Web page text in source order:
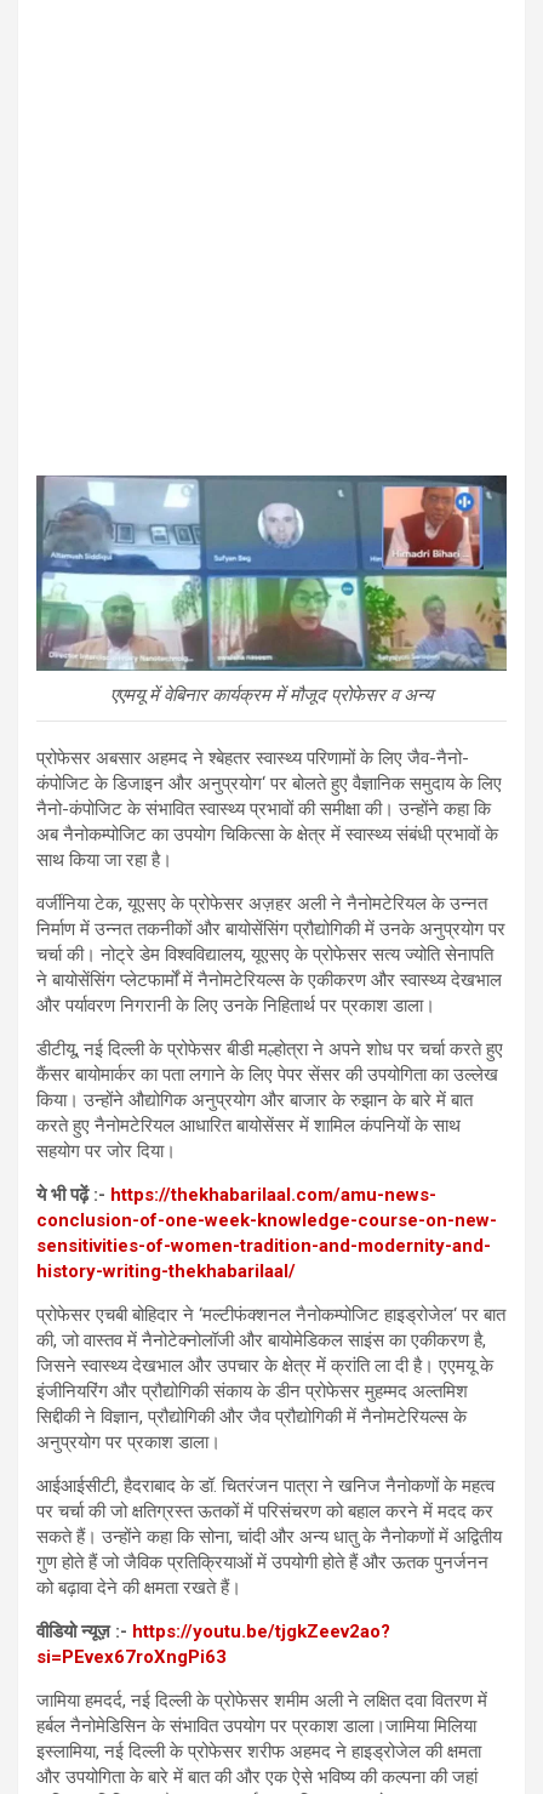
एएमयू में वेबिनार कार्यक्रम में मौजूद प्रोफेसर व अन्य
प्रोफेसर अबसार अहमद ने श्बेहतर स्वास्थ्य परिणामों के लिए जैव-नैनो-
कंपोजिट के डिजाइन और अनुप्रयोग‘ पर बोलते हुए वैज्ञानिक समुदाय के लिए
नैनो-कंपोजिट के संभावित स्वास्थ्य प्रभावों की समीक्षा की। उन्होंने कहा कि
अब नैनोकम्पोजिट का उपयोग चिकित्सा के क्षेत्र में स्वास्थ्य संबंधी प्रभावों के
साथ किया जा रहा है।
वर्जीनिया टेक, यूएसए के प्रोफेसर अज़हर अली ने नैनोमटेरियल के उन्नत
निर्माण में उन्नत तकनीकों और बायोसेंसिंग प्रौद्योगिकी में उनके अनुप्रयोग पर
चर्चा की। नोट्रे डेम विश्वविद्यालय, यूएसए के प्रोफेसर सत्य ज्योति सेनापति
ने बायोसेंसिंग प्लेटफार्मों में नैनोमटेरियल्स के एकीकरण और स्वास्थ्य देखभाल
और पर्यावरण निगरानी के लिए उनके निहितार्थ पर प्रकाश डाला।
डीटीयू, नई दिल्ली के प्रोफेसर बीडी मल्होत्रा ने अपने शोध पर चर्चा करते हुए
कैंसर बायोमार्कर का पता लगाने के लिए पेपर सेंसर की उपयोगिता का उल्लेख
किया। उन्होंने औद्योगिक अनुप्रयोग और बाजार के रुझान के बारे में बात
करते हुए नैनोमटेरियल आधारित बायोसेंसर में शामिल कंपनियों के साथ
सहयोग पर जोर दिया।
ये भी पढ़ें :- https://thekhabarilaal.com/amu-news-
conclusion-of-one-week-knowledge-course-on-new-
sensitivities-of-women-tradition-and-modernity-and-
history-writing-thekhabarilaal/
प्रोफेसर एचबी बोहिदार ने ‘मल्टीफंक्शनल नैनोकम्पोजिट हाइड्रोजेल‘ पर बात
की, जो वास्तव में नैनोटेक्नोलॉजी और बायोमेडिकल साइंस का एकीकरण है,
जिसने स्वास्थ्य देखभाल और उपचार के क्षेत्र में क्रांति ला दी है। एएमयू के
इंजीनियरिंग और प्रौद्योगिकी संकाय के डीन प्रोफेसर मुहम्मद अल्तमिश
सिद्दीकी ने विज्ञान, प्रौद्योगिकी और जैव प्रौद्योगिकी में नैनोमटेरियल्स के
अनुप्रयोग पर प्रकाश डाला।
आईआईसीटी, हैदराबाद के डॉ. चितरंजन पात्रा ने खनिज नैनोकणों के महत्व
पर चर्चा की जो क्षतिग्रस्त ऊतकों में परिसंचरण को बहाल करने में मदद कर
सकते हैं। उन्होंने कहा कि सोना, चांदी और अन्य धातु के नैनोकणों में अद्वितीय
गुण होते हैं जो जैविक प्रतिक्रियाओं में उपयोगी होते हैं और ऊतक पुनर्जनन
को बढ़ावा देने की क्षमता रखते हैं।
वीडियो न्यूज़ :- https://youtu.be/tjgkZeev2ao?
si=PEvex67roXngPi63
जामिया हमदर्द, नई दिल्ली के प्रोफेसर शमीम अली ने लक्षित दवा वितरण में
हर्बल नैनोमेडिसिन के संभावित उपयोग पर प्रकाश डाला।जामिया मिलिया
इस्लामिया, नई दिल्ली के प्रोफेसर शरीफ अहमद ने हाइड्रोजेल की क्षमता
और उपयोगिता के बारे में बात की और एक ऐसे भविष्य की कल्पना की जहां